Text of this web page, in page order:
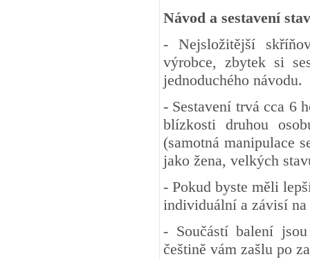
Návod a sestavení
- Nejsložitější
výrobce, zbytek si
jednoduchého návodu.
- Sestavení trvá cca 6
blízkosti druhou
(samotná manipulace
jako žena, velkých
- Pokud byste měli
individuální a závisí
- Součástí balení
češtině vám zašlu po